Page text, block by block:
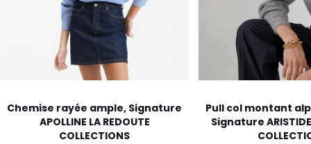
Chemise rayée ample, Signature
APOLLINE LA REDOUTE
COLLECTIONS
Pull col montant
Signature ARISTIDE